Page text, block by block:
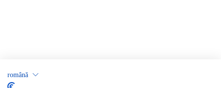
română